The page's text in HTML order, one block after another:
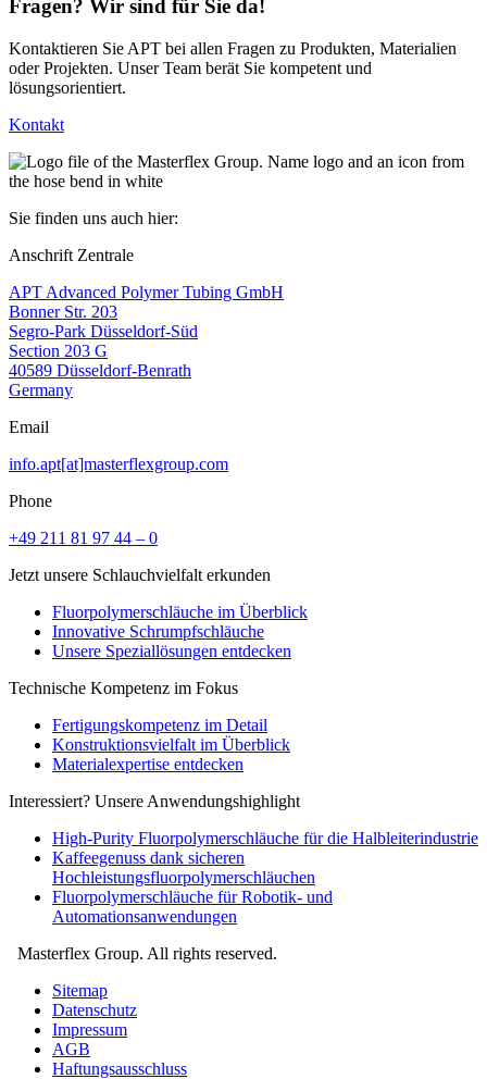
Fragen? Wir sind für Sie da!
Kontaktieren Sie APT bei allen Fragen zu Produkten, Materialien
oder Projekten. Unser Team berät Sie kompetent und
lösungsorientiert.
Kontakt
Sie finden uns auch hier:
Anschrift Zentrale
APT Advanced Polymer Tubing GmbH
Bonner Str. 203
Segro-Park Düsseldorf-Süd
Section 203 G
40589 Düsseldorf-Benrath
Germany
Email
info.apt[at]masterflexgroup.com
Phone
+49 211 81 97 44 – 0
Jetzt unsere Schlauchvielfalt erkunden
Fluorpolymerschläuche im Überblick
Innovative Schrumpfschläuche
Unsere Speziallösungen entdecken
Technische Kompetenz im Fokus
Fertigungskompetenz im Detail
Konstruktionsvielfalt im Überblick
Materialexpertise entdecken
Interessiert? Unsere Anwendungshighlight
High-Purity Fluorpolymerschläuche für die Halbleiterindustrie
Kaffeegenuss dank sicheren
Hochleistungsfluorpolymerschläuchen
Fluorpolymerschläuche für Robotik- und
Automationsanwendungen
Masterflex Group. All rights reserved.
Sitemap
Datenschutz
Impressum
AGB
Haftungsausschluss